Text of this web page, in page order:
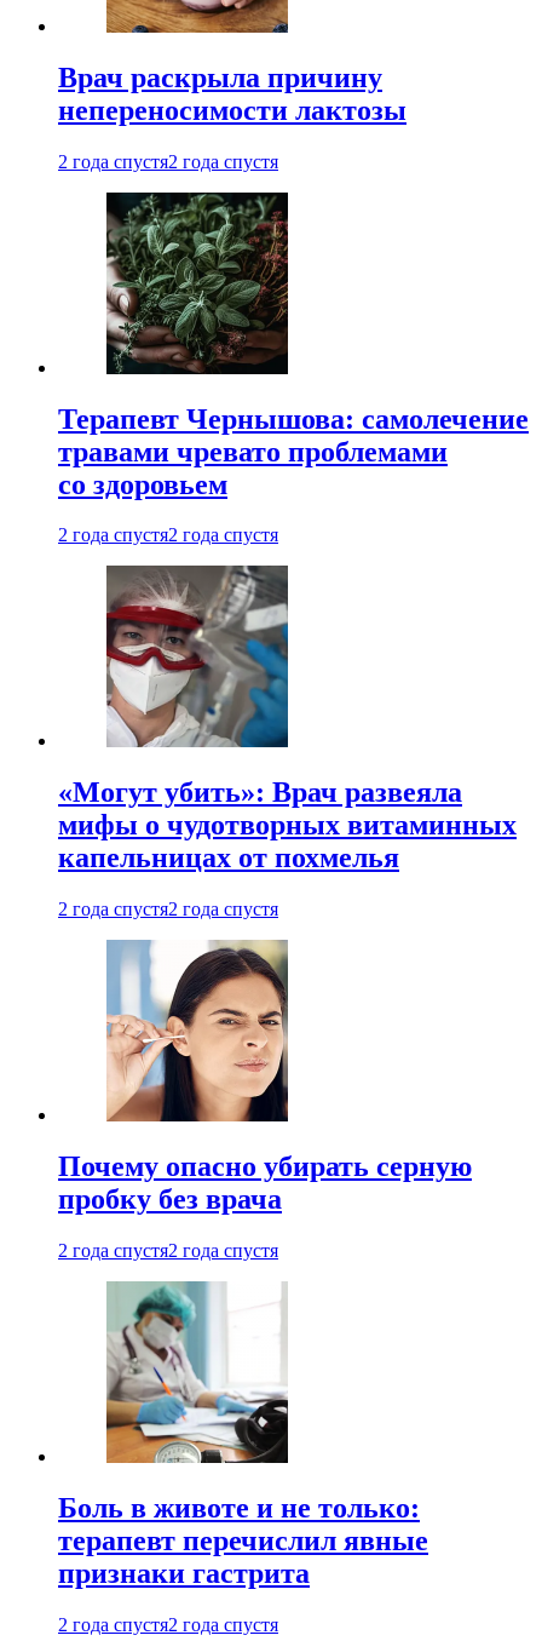
Врач раскрыла причину
непереносимости лактозы
2 года спустя2 года спустя
Терапевт Чернышова: самолечение
травами чревато проблемами
со здоровьем
2 года спустя2 года спустя
«Могут убить»: Врач развеяла
мифы о чудотворных витаминных
капельницах от похмелья
2 года спустя2 года спустя
Почему опасно убирать серную
пробку без врача
2 года спустя2 года спустя
Боль в животе и не только:
терапевт перечислил явные
признаки гастрита
2 года спустя2 года спустя